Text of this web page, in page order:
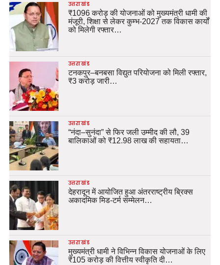
उत्तराखंड
₹1096 करोड़ की योजनाओं को मुख्यमंत्री धामी की
मंजूरी, शिक्षा से लेकर कुम्भ-2027 तक विकास कार्यों
को मिलेगी रफ्तार…
उत्तराखंड
टनकपुर–बनबसा विद्युत परियोजना को मिली रफ्तार,
₹3 करोड़ जारी…
उत्तराखंड
“नंदा–सुनंदा” से फिर जली उम्मीद की लौ, 39
बालिकाओं को ₹12.98 लाख की सहायता…
उत्तराखंड
देहरादून में आयोजित हुआ अंतरराष्ट्रीय ब्रिक्स
अकादमिक मिड-टर्म सम्मेलन…
उत्तराखंड
मुख्यमंत्री धामी ने विभिन्न विकास योजनाओं के लिए
₹105 करोड़ की वित्तीय स्वीकृति दी…